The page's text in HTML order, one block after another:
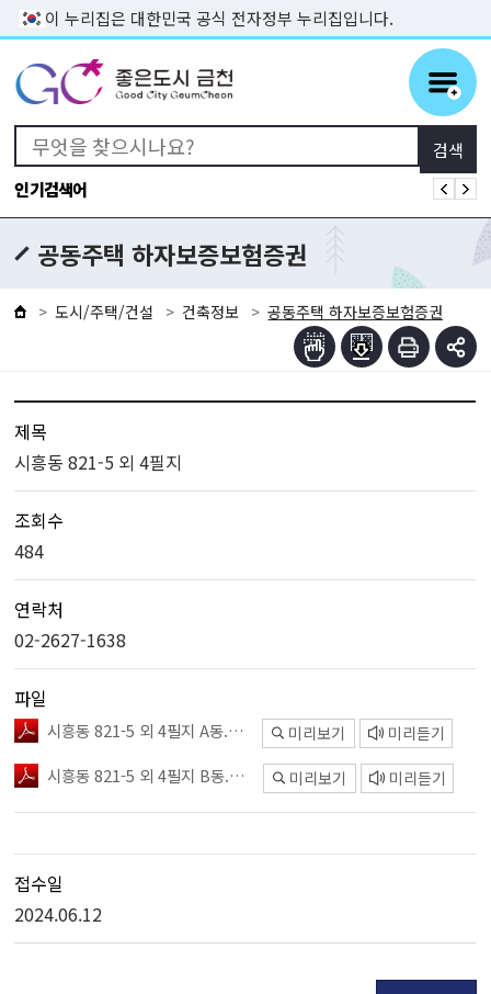
본문 바로가기
이 누리집은 대한민국 공식 전자정부 누리집입니다.
인기검색어
공동주택 하자보증보험증권
도시/주택/건설 건축정보 공동주택 하자보증보험증권
제목
시흥동 821-5 외 4필지
조회수
484
연락처
02-2627-1638
파일
시흥동 821-5 외 4필지 A동.pdf 미리보기 미리듣기
시흥동 821-5 외 4필지 B동.pdf 미리보기 미리듣기
접수일
2024.06.12